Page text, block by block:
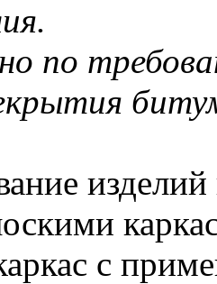
изделий
с